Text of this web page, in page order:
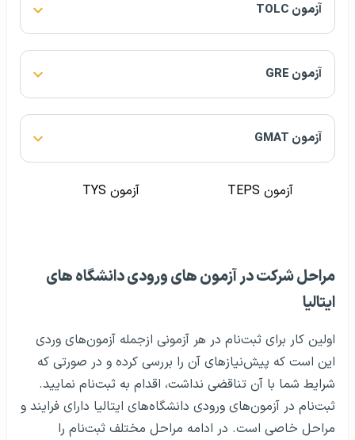
آزمون TOLC
آزمون GRE
آزمون GMAT
آزمون TEPS آزمون TYS
مراحل شرکت در آزمون های ورودی دانشگاه‌ های
ایتالیا
اولین کار برای ثبت‌نام در هر آزمونی ازجمله آزمون‌های وردی
این است که پیش‌نیازهای آن را بررسی کرده و در صورتی‌ که
شرایط شما با آن تناقضی نداشت، اقدام به ثبت‌نام نمایید.
ثبت‌نام در آزمون‌های ورودی دانشگاه‌های ایتالیا دارای فرایند و
مراحل خاصی است. در ادامه مراحل مختلف ثبت‌نام را